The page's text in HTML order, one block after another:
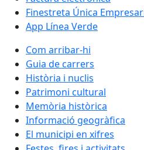
Finestreta Única
App Línea Verde
Com arribar-hi
Guia de carrers
Història i nuclis
Patrimoni cultural
Memòria històrica
Informació geogràfica
El municipi en xifres